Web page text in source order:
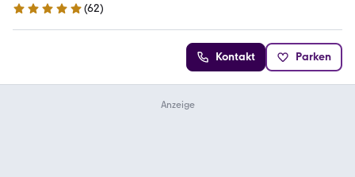
5 Sterne
(62)
Kontakt Parken